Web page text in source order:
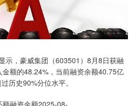
示，豪威集团（603501）8月8日获融
额的48.24%，当前融资余额40.75亿
历史90%分位水平。
融资余额2025-08-